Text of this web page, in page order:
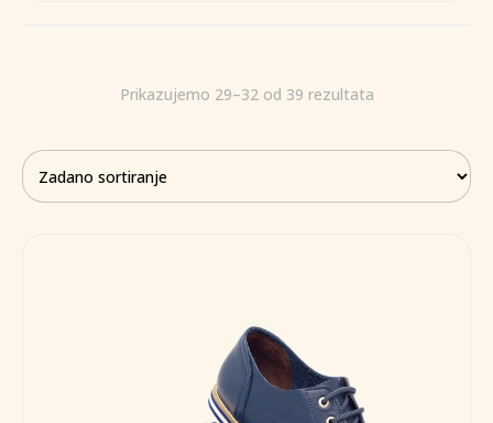
Prikazujemo 29–32 od 39 rezultata